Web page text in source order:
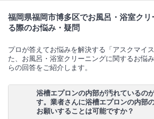
福岡県福岡市博多区でお風呂・浴室ク
る際のお悩み・疑問
プロが答えてお悩みを解決する「アスクマイ
た、お風呂・浴室クリーニングに関するお悩
らの回答をご紹介します。
浴槽エプロンの内部が汚れているの
す。業者さんに浴槽エプロンの内部
お願いすることは可能ですか？